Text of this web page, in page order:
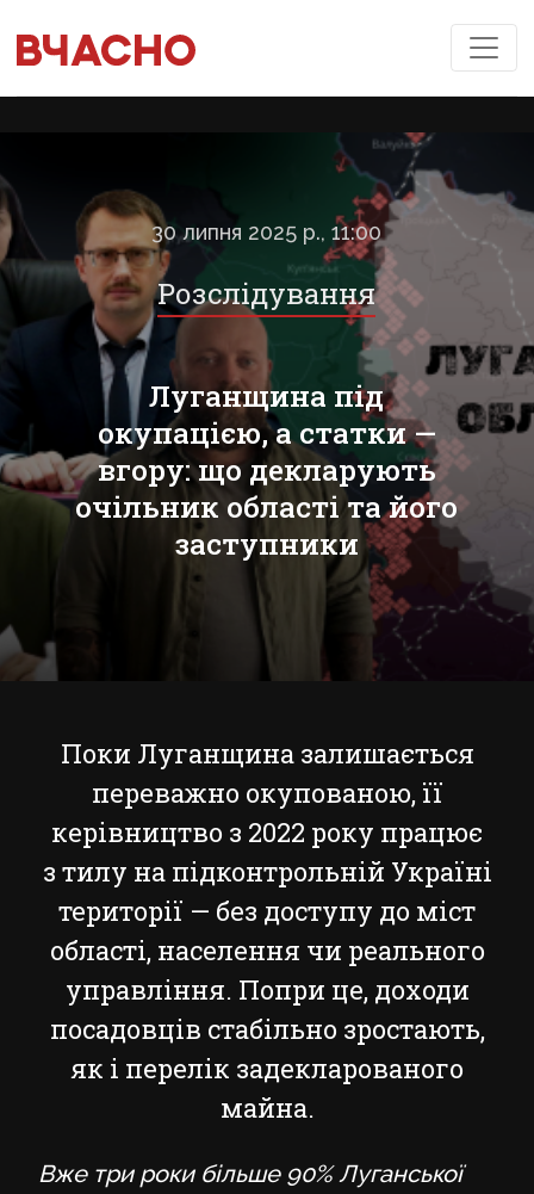
Луганщина під
окупацією, а статки —
вгору: що декларують
очільник області та його
заступники
Розслідування
30 липня 2025 р., 11:00
Поки Луганщина залишається
переважно окупованою, її
керівництво з 2022 року працює
з тилу на підконтрольній Україні
території — без доступу до міст
області, населення чи реального
управління. Попри це, доходи
посадовців стабільно зростають,
як і перелік задекларованого
майна.
Вже три роки більше 90% Луганської